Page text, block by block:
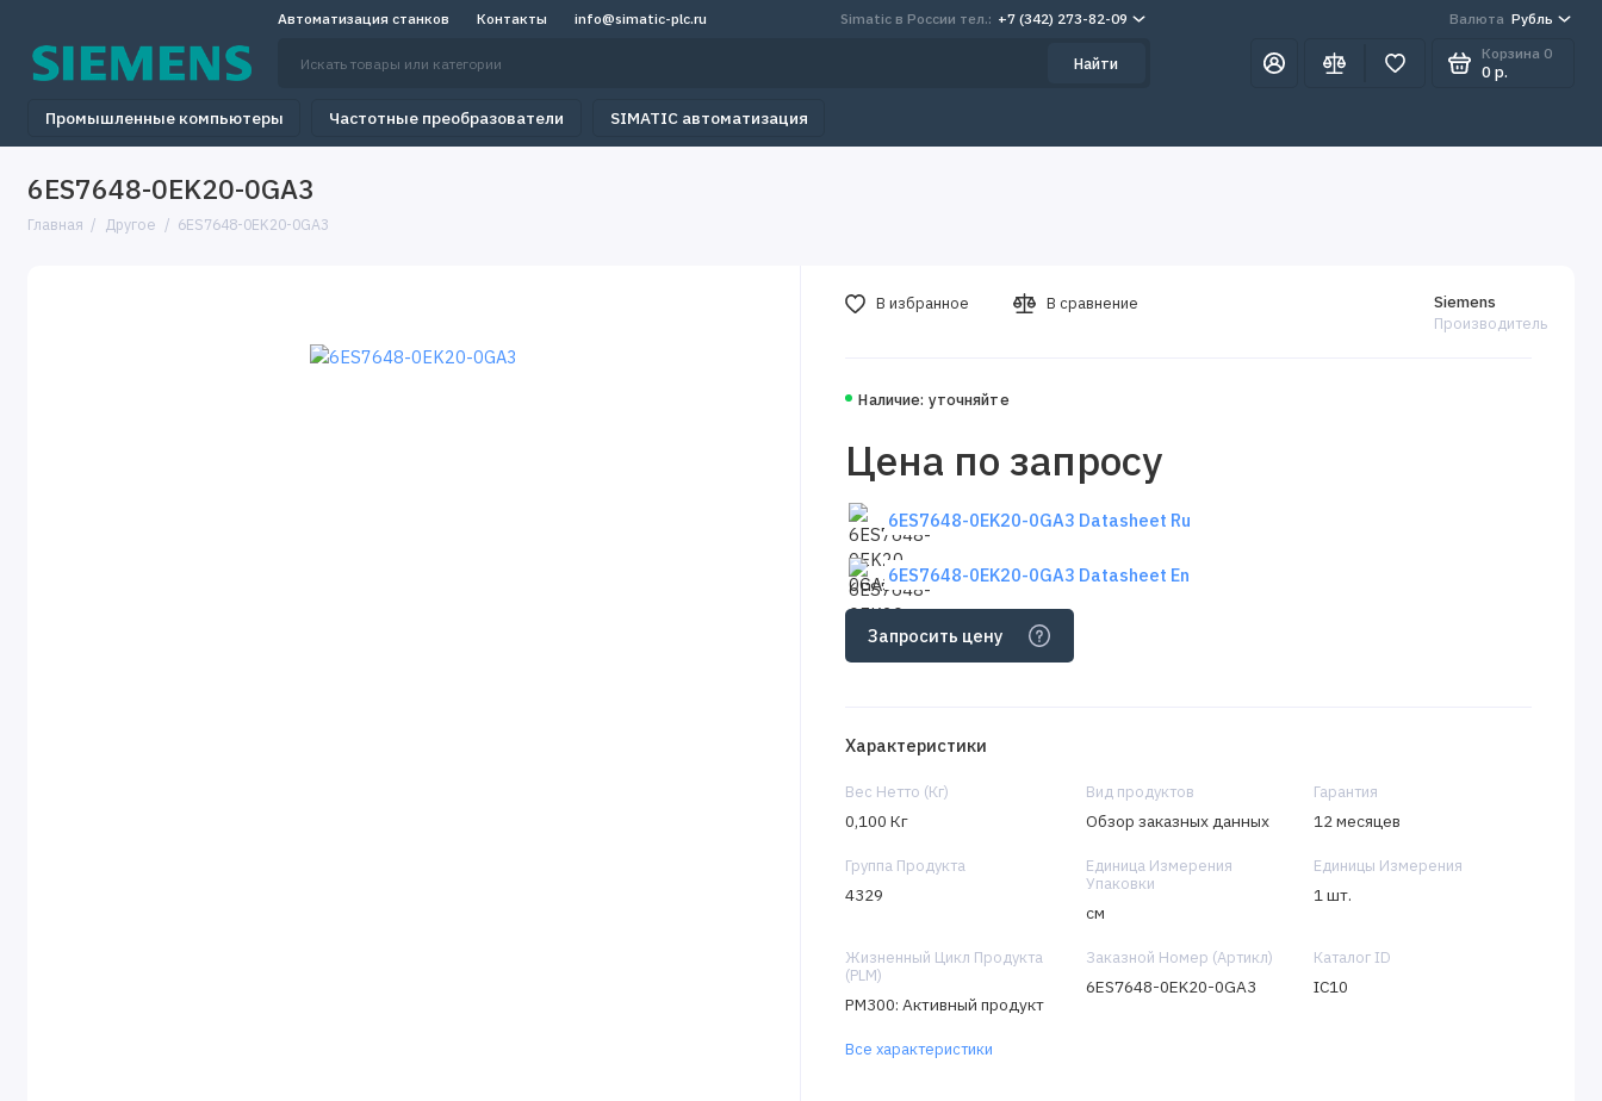
Автоматизация станков Контакты info@simatic-plc.ru Simatic в России тел.: +7 (342) 273-82-09 Валюта Рубль
Найти
Корзина 0
0 р.
Промышленные компьютеры Частотные преобразователи SIMATIC автоматизация
6ES7648-0EK20-0GA3
Главная Другое 6ES7648-0EK20-0GA3
Наличие: уточняйте
Siemens
Производитель
Цена по запросу
6ES7648-0EK20-0GA3 Datasheet Ru
6ES7648-0EK20-0GA3 Datasheet En
Запросить цену
В избранное В сравнение
Характеристики
Вес Нетто (Кг)
0,100 Кг
Вид продуктов
Обзор заказных данных
Гарантия
12 месяцев
Группа Продукта
4329
Единица Измерения
Упаковки
см
Единицы Измерения
1 шт.
Жизненный Цикл Продукта
(PLM)
PM300: Активный продукт
Заказной Номер (Артикл)
6ES7648-0EK20-0GA3
Каталог ID
IC10
Все характеристики